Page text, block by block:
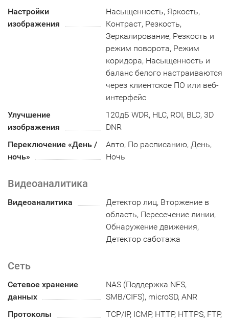
Настройки
изображения
Насыщенность, Яркость,
Контраст, Резкость,
Зеркалирование, Резкость и
режим поворота, Режим
коридора, Насыщенность и
баланс белого настраиваются
через клиентское ПО или веб-
интерфейс
Улучшение
изображения
120дБ WDR, HLC, ROI, BLC, 3D
DNR
Переключение «День /
ночь»
Авто, По расписанию, День,
Ночь
Видеоаналитика
Видеоаналитика
Детектор лиц, Вторжение в
область, Пересечение линии,
Обнаружение движения,
Детектор саботажа
Сеть
Сетевое хранение
данных
NAS (Поддержка NFS,
SMB/CIFS), microSD, ANR
Протоколы
TCP/IP, ICMP, HTTP, HTTPS, FTP,